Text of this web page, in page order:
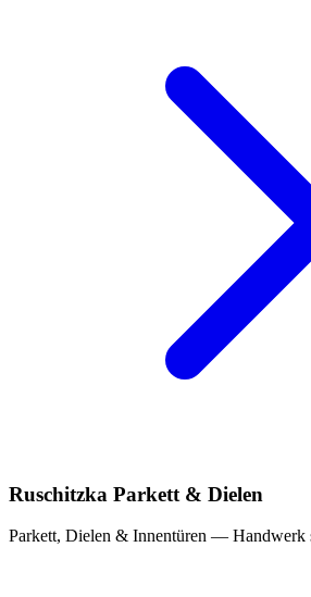
Ruschitzka Parkett & Dielen
Parkett, Dielen & Innentüren — Handwerk